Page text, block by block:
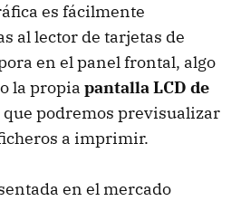
es fácilmente
al lector de tarjetas de
en el panel frontal, algo
la propia pantallaLCD de
que podremos previsualizar
a imprimir.
en el mercado